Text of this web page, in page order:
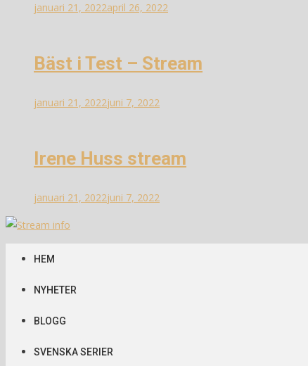
januari 21, 2022april 26, 2022
Bäst i Test – Stream
januari 21, 2022juni 7, 2022
Irene Huss stream
januari 21, 2022juni 7, 2022
Stream info
Information om streams
HEM
NYHETER
BLOGG
SVENSKA SERIER